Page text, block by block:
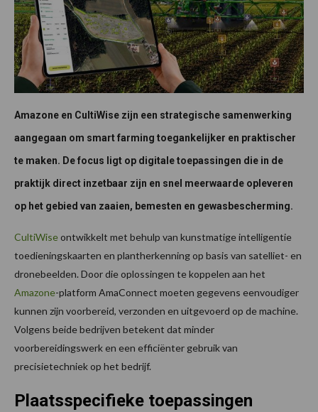
Amazone en CultiWise zijn een strategische samenwerking
aangegaan om smart farming toegankelijker en praktischer
te maken. De focus ligt op digitale toepassingen die in de
praktijk direct inzetbaar zijn en snel meerwaarde opleveren
op het gebied van zaaien, bemesten en gewasbescherming.
CultiWiseontwikkelt met behulp van kunstmatige intelligentie
toedieningskaarten en plantherkenning op basis van satelliet- en
dronebeelden. Door die oplossingen te koppelen aan het
Amazone-platform AmaConnect moeten gegevens eenvoudiger
kunnen zijn voorbereid, verzonden en uitgevoerd op de machine.
Volgens beide bedrijven betekent dat minder
voorbereidingswerk en een efficiënter gebruik van
precisietechniek op het bedrijf.
Plaatsspecifieke toepassingen